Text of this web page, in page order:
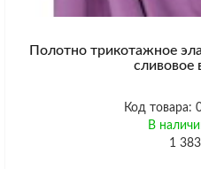
Полотно трикотажное
сливовое
Код товара:
В
1